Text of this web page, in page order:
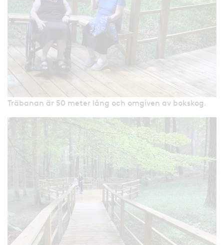
Träbanan är 50 meter lång och omgiven av bokskog.